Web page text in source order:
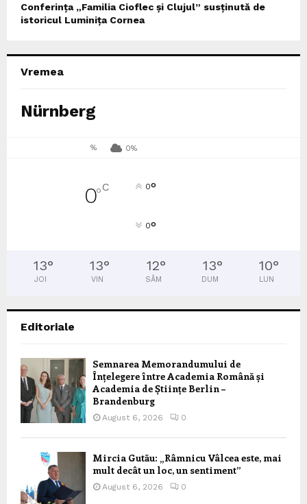
Conferința „Familia Cioflec și Clujul” susținută de
istoricul Luminița Cornea
Vremea
Nürnberg
% 0%
0°C 0°
0°
13°
JOI
13°
VIN
12°
SÂM
13°
DUM
10°
LUN
Editoriale
Semnarea Memorandumului de
Înțelegere între Academia Română și
Academia de Științe Berlin –
Brandenburg
August 6, 2026 0
Mircia Gutău: „Râmnicu Vâlcea este, mai
mult decât un loc, un sentiment”
August 6, 2026 0